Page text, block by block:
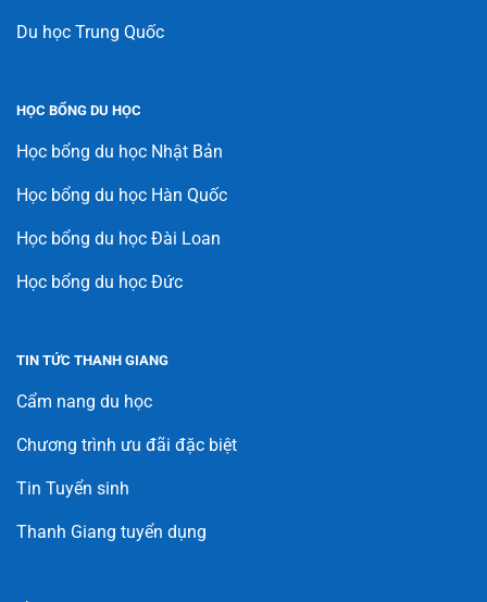
Du học Trung Quốc
HỌC BỔNG DU HỌC
Học bổng du học Nhật Bản
Học bổng du học Hàn Quốc
Học bổng du học Đài Loan
Học bổng du học Đức
TIN TỨC THANH GIANG
Cẩm nang du học
Chương trình ưu đãi đặc biệt
Tin Tuyển sinh
Thanh Giang tuyển dụng